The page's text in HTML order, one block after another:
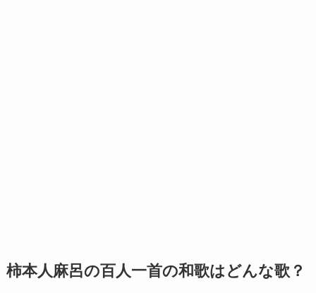
柿本人麻呂の百人一首の和歌はどんな歌？